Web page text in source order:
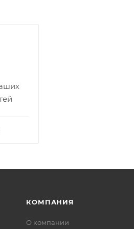
КОМПАНИЯ
О компании